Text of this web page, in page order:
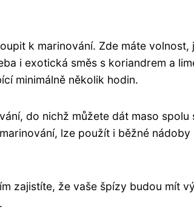
k marinování. Zde máte volnost,
i exotická směs s koriandrem a
minimálně několik hodin.
do nichž můžete dát maso spolu
lze použít i běžné
zajistíte, že vaše špízy budou mít